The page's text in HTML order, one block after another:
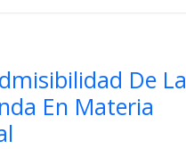
De La
En Materia